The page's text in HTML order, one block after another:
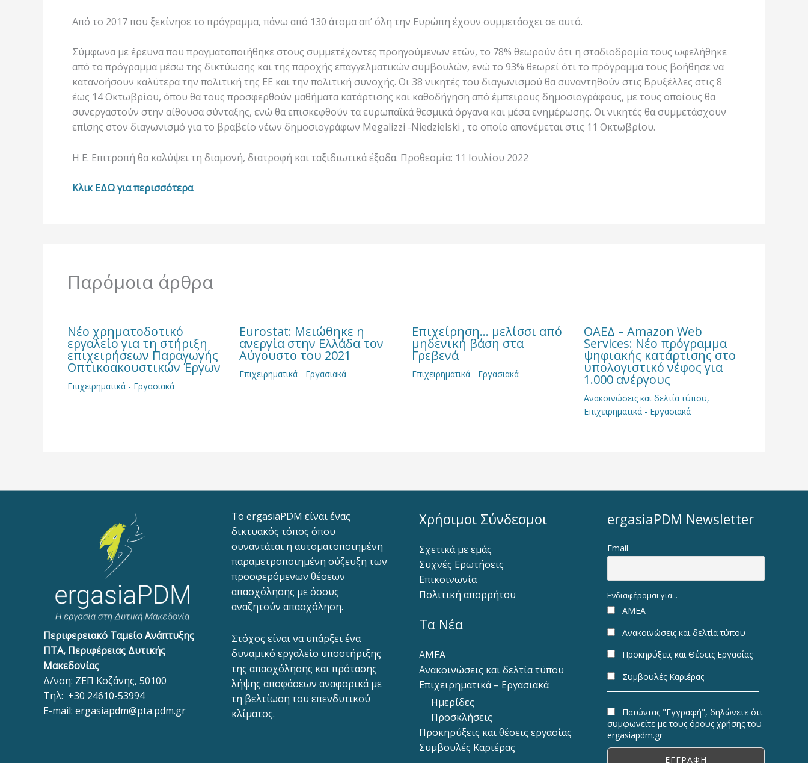
Από το 2017 που ξεκίνησε το πρόγραμμα, πάνω από 130 άτομα απ’ όλη την Ευρώπη έχουν συμμετάσχει σε αυτό.
Σύμφωνα με έρευνα που πραγματοποιήθηκε στους συμμετέχοντες προηγούμενων ετών, το 78% θεωρούν ότι η σταδιοδρομία τους ωφελήθηκε
από το πρόγραμμα μέσω της δικτύωσης και της παροχής επαγγελματικών συμβουλών, ενώ το 93% θεωρεί ότι το πρόγραμμα τους βοήθησε να
κατανοήσουν καλύτερα την πολιτική της ΕΕ και την πολιτική συνοχής. Οι 38 νικητές του διαγωνισμού θα συναντηθούν στις Βρυξέλλες στις 8
έως 14 Οκτωβρίου, όπου θα τους προσφερθούν μαθήματα κατάρτισης και καθοδήγηση από έμπειρους δημοσιογράφους, με τους οποίους θα
συνεργαστούν στην αίθουσα σύνταξης, ενώ θα επισκεφθούν τα ευρωπαϊκά θεσμικά όργανα και μέσα ενημέρωσης. Οι νικητές θα συμμετάσχουν
επίσης στον διαγωνισμό για το βραβείο νέων δημοσιογράφων Megalizzi -Niedzielski , το οποίο απονέμεται στις 11 Οκτωβρίου.
Η Ε. Επιτροπή θα καλύψει τη διαμονή, διατροφή και ταξιδιωτικά έξοδα. Προθεσμία: 11 Ιουλίου 2022
Κλικ ΕΔΩ για περισσότερα
Παρόμοια άρθρα
Νέο χρηματοδοτικό
εργαλείο για τη στήριξη
επιχειρήσεων Παραγωγής
Οπτικοακουστικών Έργων
Επιχειρηματικά - Εργασιακά
Eurostat: Μειώθηκε η
ανεργία στην Ελλάδα τον
Αύγουστο του 2021
Επιχειρηματικά - Εργασιακά
Επιχείρηση… μελίσσι από
μηδενική βάση στα
Γρεβενά
Επιχειρηματικά - Εργασιακά
ΟΑΕΔ – Amazon Web
Services: Νέο πρόγραμμα
ψηφιακής κατάρτισης στο
υπολογιστικό νέφος για
1.000 ανέργους
Ανακοινώσεις και δελτία τύπου,
Επιχειρηματικά - Εργασιακά
Περιφερειακό Ταμείο Ανάπτυξης
ΠΤΑ, Περιφέρειας Δυτικής
Μακεδονίας
Δ/νση: ΖΕΠ Κοζάνης, 50100
Τηλ: +30 24610-53994
E-mail: ergasiapdm@pta.pdm.gr
To ergasiaPDM είναι ένας
δικτυακός τόπος όπου
συναντάται η αυτοματοποιημένη
παραμετροποιημένη σύζευξη των
προσφερόμενων θέσεων
απασχόλησης με όσους
αναζητούν απασχόληση.
Στόχος είναι να υπάρξει ένα
δυναμικό εργαλείο υποστήριξης
της απασχόλησης και πρότασης
λήψης αποφάσεων αναφορικά με
τη βελτίωση του επενδυτικού
κλίματος.
Χρήσιμοι Σύνδεσμοι
Σχετικά με εμάς
Συχνές Ερωτήσεις
Επικοινωνία
Πολιτική απορρήτου
Τα Νέα
ΑΜΕΑ
Ανακοινώσεις και δελτία τύπου
Επιχειρηματικά – Εργασιακά
Ημερίδες
Προσκλήσεις
Προκηρύξεις και θέσεις εργασίας
Συμβουλές Καριέρας
ergasiaPDM Newsletter
Email
Ενδιαφέρομαι για...
ΑΜΕΑ
Ανακοινώσεις και δελτία τύπου
Προκηρύξεις και Θέσεις Εργασίας
Συμβουλές Καριέρας
Πατώντας "Εγγραφή", δηλώνετε ότι
συμφωνείτε με τους όρους χρήσης του
ergasiapdm.gr